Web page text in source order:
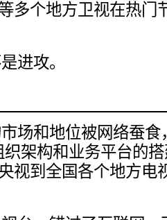
多个地方卫视在热门
进攻。
场和地位被网络蚕
织架构和业务平台的
视到全国各个地方电